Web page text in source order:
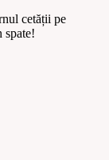
cetății pe
spate!